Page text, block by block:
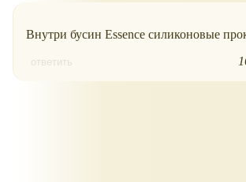
Внутри бусин Essence силиконовые
ответить